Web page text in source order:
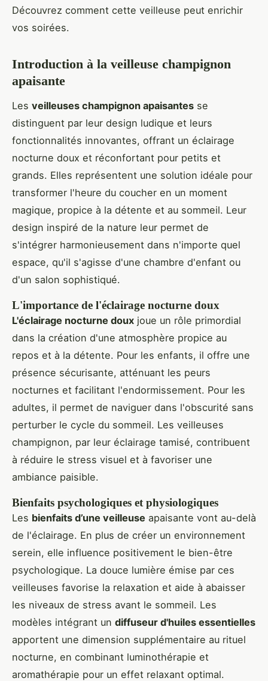
Découvrez comment cette veilleuse peut enrichir
vos soirées.
Introduction à la veilleuse champignon
apaisante
Les veilleuses champignon apaisantes se
distinguent par leur design ludique et leurs
fonctionnalités innovantes, offrant un éclairage
nocturne doux et réconfortant pour petits et
grands. Elles représentent une solution idéale pour
transformer l'heure du coucher en un moment
magique, propice à la détente et au sommeil. Leur
design inspiré de la nature leur permet de
s'intégrer harmonieusement dans n'importe quel
espace, qu'il s'agisse d'une chambre d'enfant ou
d'un salon sophistiqué.
L'importance de l'éclairage nocturne doux
L'éclairage nocturne doux joue un rôle primordial
dans la création d'une atmosphère propice au
repos et à la détente. Pour les enfants, il offre une
présence sécurisante, atténuant les peurs
nocturnes et facilitant l'endormissement. Pour les
adultes, il permet de naviguer dans l'obscurité sans
perturber le cycle du sommeil. Les veilleuses
champignon, par leur éclairage tamisé, contribuent
à réduire le stress visuel et à favoriser une
ambiance paisible.
Bienfaits psychologiques et physiologiques
Les bienfaits d’une veilleuse apaisante vont au-delà
de l'éclairage. En plus de créer un environnement
serein, elle influence positivement le bien-être
psychologique. La douce lumière émise par ces
veilleuses favorise la relaxation et aide à abaisser
les niveaux de stress avant le sommeil. Les
modèles intégrant un diffuseur d'huiles essentielles
apportent une dimension supplémentaire au rituel
nocturne, en combinant luminothérapie et
aromathérapie pour un effet relaxant optimal.